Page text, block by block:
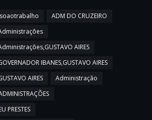
ADM DO CRUZEIRO
AIRES
IBANES,GUSTAVO AIRES
AIRES
Administração
PRESTES